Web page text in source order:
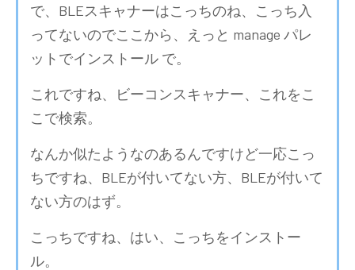
で、BLEスキャナーはこっちのね、こっち入
ってないのでここから、えっと manage パレ
ットでインストール で。
これですね、ビーコンスキャナー、これをこ
こで検索。
なんか似たようなのあるんですけど一応こっ
ちですね、BLEが付いてない方、BLEが付いて
ない方のはず。
こっちですね、はい、こっちをインストー
ル。